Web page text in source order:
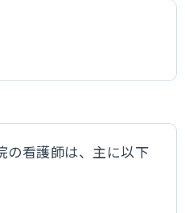
の看護師は、主に以下